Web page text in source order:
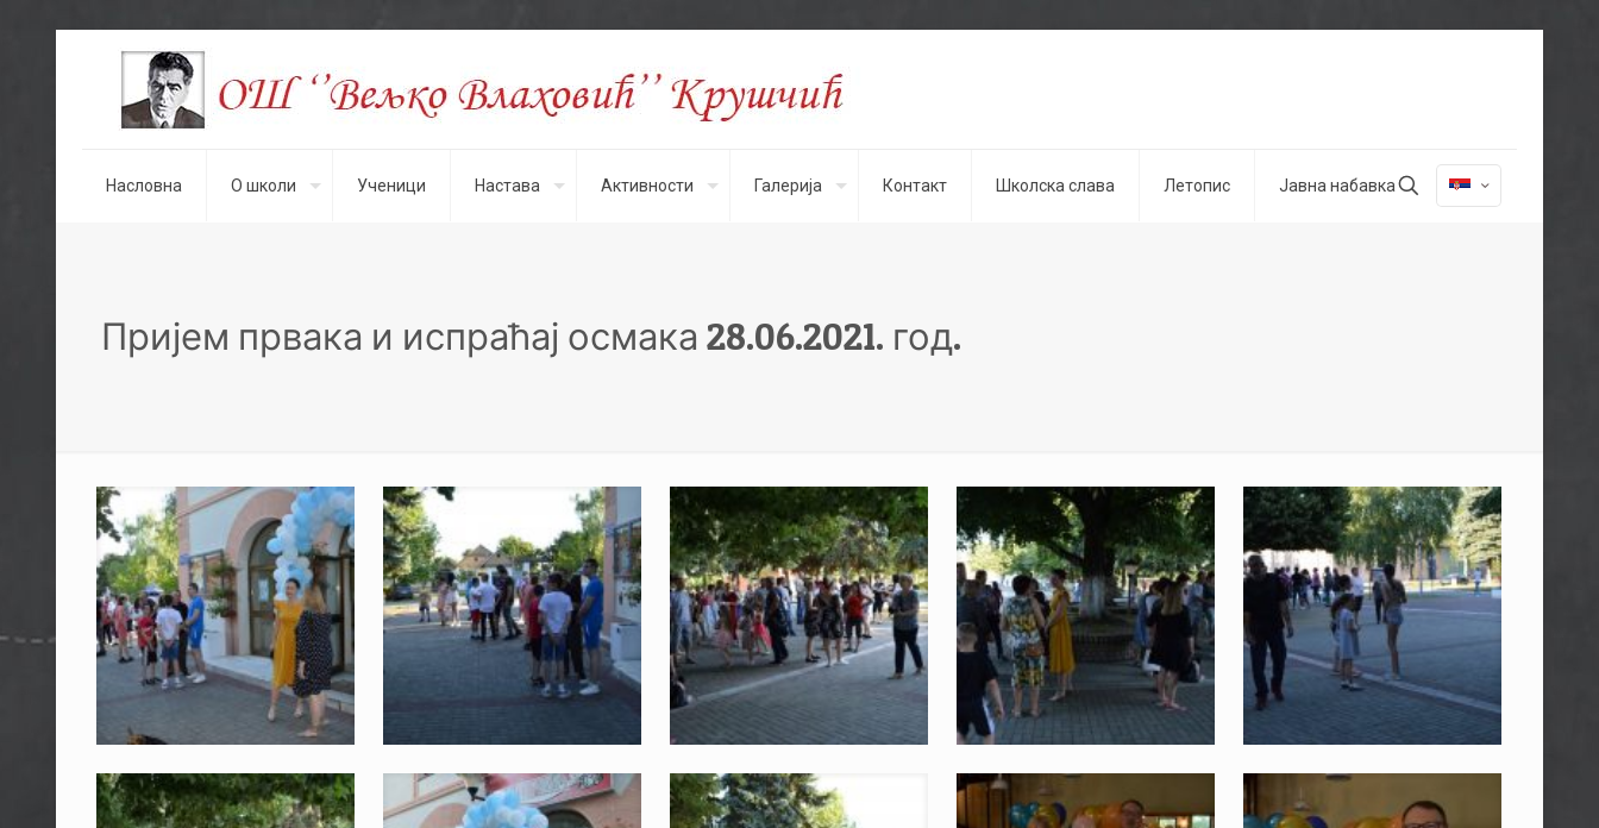
Насловна О школи Ученици Настава Активности Галерија Контакт Школска слава Летопис Јавна набавка
Пријем првака и испраћај осмака 28.06.2021. год.